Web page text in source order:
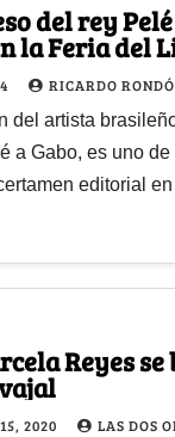
del rey
la Feria del
RICARDO
del artista
a Gabo, es uno
editorial
Reyes se
2020 LAS DOS